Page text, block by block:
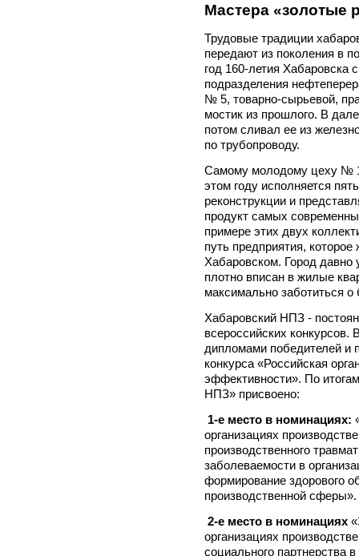
Мастера «золотые
Трудовые традиции
передают из поколения в
год 160-летия Хабаровска
подразделения
№ 5, товарно-сырьевой,
мостик из прошлого. В
потом сливал ее из
по трубопроводу.
Самому молодому цеху №
этом году исполняется
реконструкции и
продукт самых
примере этих двух
путь предприятия,
Хабаровском. Город давно
плотно вписан в жилые
максимально заботиться о
Хабаровский НПЗ -
всероссийских конкурсов.
дипломами победителей и
конкурса «Российская
эффективности». По
НПЗ» присвоено:
1-е место в номинациях:
организациях
производственного
заболеваемости в
формирование здорового
производственной сферы».
2-е место в номинациях
организациях
социального партнерства